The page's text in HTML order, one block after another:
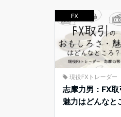
FX
現役FXトレーダー
志摩力男：FX取
魅力はどんなと